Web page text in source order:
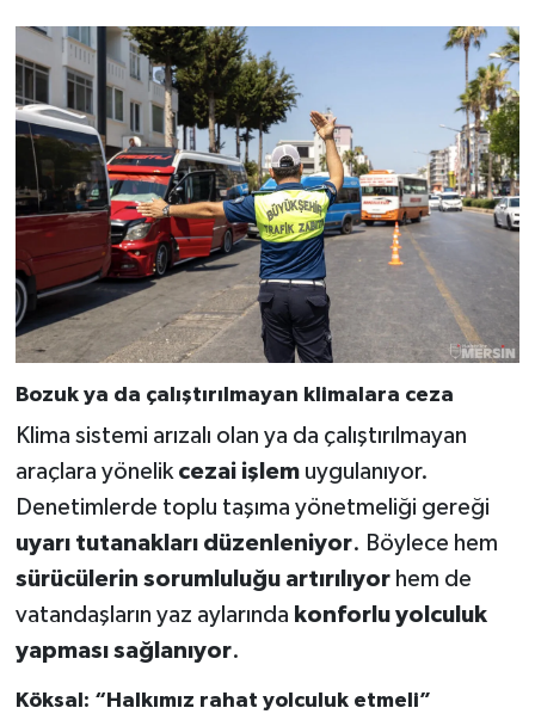
Bozuk ya da çalıştırılmayan klimalara ceza
Klima sistemi arızalı olan ya da çalıştırılmayan
araçlara yönelik cezai işlemuygulanıyor.
Denetimlerde toplu taşıma yönetmeliği gereği
uyarı tutanakları düzenleniyor. Böylece hem
sürücülerin sorumluluğu artırılıyorhem de
vatandaşların yaz aylarında konforlu yolculuk
yapması sağlanıyor.
Köksal: “Halkımız rahat yolculuk etmeli”